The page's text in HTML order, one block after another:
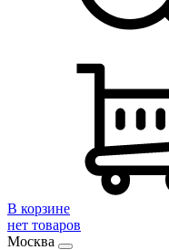
В корзине
нет товаров
Москва